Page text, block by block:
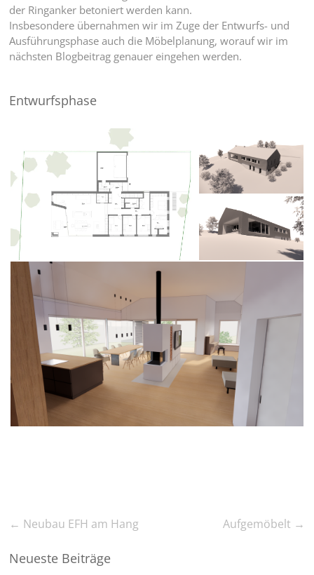
der Ringanker betoniert werden kann.
Insbesondere übernahmen wir im Zuge der Entwurfs- und
Ausführungsphase auch die Möbelplanung, worauf wir im
nächsten Blogbeitrag genauer eingehen werden.
Entwurfsphase
← Neubau EFH am Hang Aufgemöbelt →
Neueste Beiträge